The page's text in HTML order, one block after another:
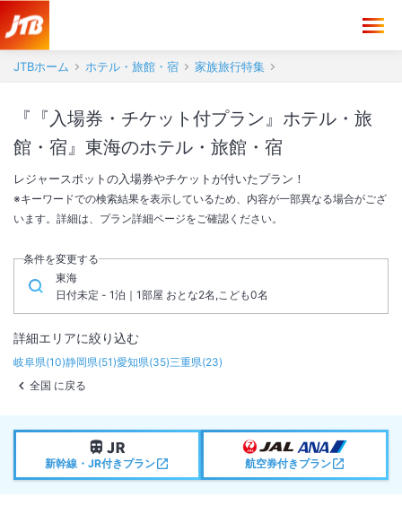
JTBホーム ホテル・旅館・宿 家族旅行特集
『『入場券・チケット付プラン』ホテル・旅
館・宿』東海のホテル・旅館・宿
レジャースポットの入場券やチケットが付いたプラン！
※キーワードでの検索結果を表示しているため、内容が一部異なる場合がござ
います。詳細は、プラン詳細ページをご確認ください。
条件を変更する
東海
日付未定 - 1泊｜1部屋 おとな2名,こども0名
詳細エリアに絞り込む
岐阜県(10)静岡県(51)愛知県(35)三重県(23)
全国 に戻る
新幹線・JR付きプラン 航空券付きプラン